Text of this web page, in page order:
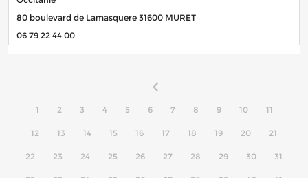
80 boulevard de Lamasquere 31600 MURET
06 79 22 44 00
1 2 3 4 5 6 7 8 9 10 11
12 13 14 15 16 17 18 19 20 21
22 23 24 25 26 27 28 29 30 31